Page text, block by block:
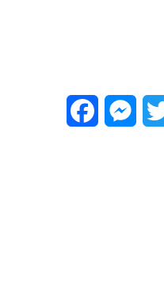
Facebook